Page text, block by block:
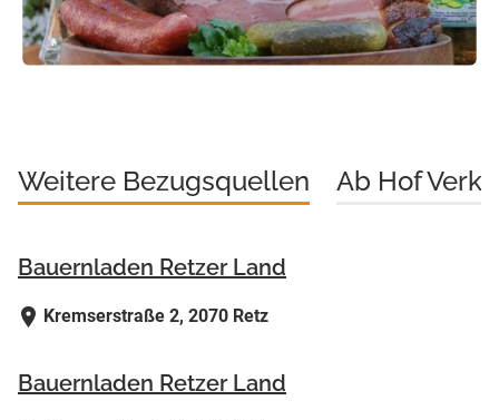
Weitere Bezugsquellen Ab Hof
Bauernladen Retzer Land
Kremserstraße 2, 2070 Retz
Bauernladen Retzer Land